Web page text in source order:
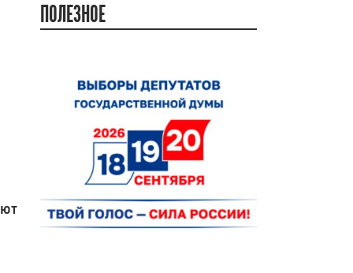
ПОЛЕЗНОЕ